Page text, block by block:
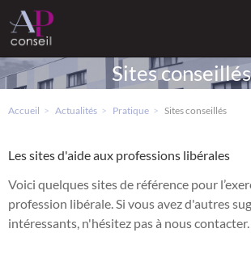
Sites conseillés
Accueil Actualités Pratique Sites conseillés
Les sites d'aide aux professions libérales
Voici quelques sites de référence pour
profession libérale. Si vous avez d'autres
intéressants, n'hésitez pas à nous contacter.